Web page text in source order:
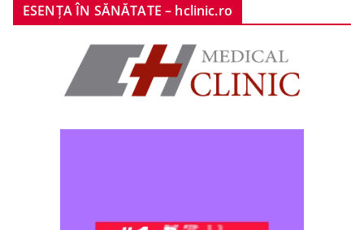
ESENȚA ÎN SĂNĂTATE – hclinic.ro